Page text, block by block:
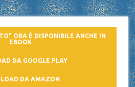
ORA È DISPONIBILE ANCHE IN
EBOOK
DA GOOGLE PLAY
DA AMAZON